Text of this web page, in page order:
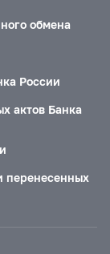
обмена
России
актов Банка
перенесенных